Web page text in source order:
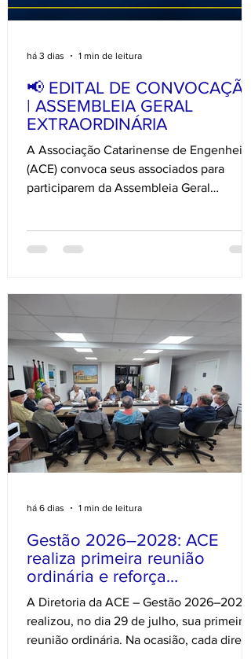
📢 EDITAL DE CONVOCAÇÃO
| ASSEMBLEIA GERAL
EXTRAORDINÁRIA
A Associação Catarinense de
(ACE) convoca seus associados para
participarem da Assembleia Geral
representantes da entidade junto ao
futuro da nossa classe. 🗓 Data da eleição:
05 de agosto de 2026 🕧 Horário: das
12h30 às 18h30 📍 Local: Sede da ACE –
Rua Emílio Blum, 13
há 3 dias 1 min de leitura
Gestão 2026–2028: ACE
realiza primeira reunião
ordinária e reforça
compromissos com a
Engenharia Catarinense
A Diretoria da ACE – Gestão 2026–2028
realizou, no dia 29 de julho, sua primeira
reunião ordinária. Na ocasião, cada diretor
há 6 dias 1 min de leitura